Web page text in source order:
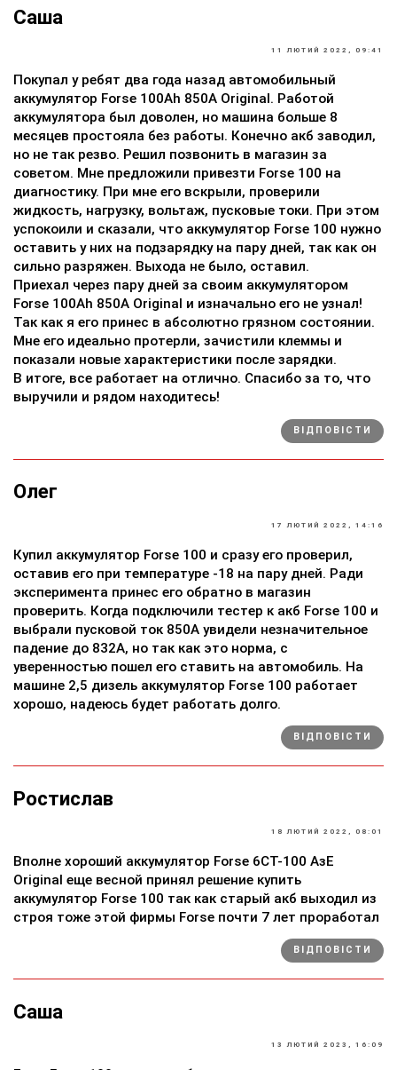
Саша
11 ЛЮТИЙ 2022, 09:41
Покупал у ребят два года назад автомобильный
аккумулятор Forse 100Ah 850A Original. Работой
аккумулятора был доволен, но машина больше 8
месяцев простояла без работы. Конечно акб заводил,
но не так резво. Решил позвонить в магазин за
советом. Мне предложили привезти Forse 100 на
диагностику. При мне его вскрыли, проверили
жидкость, нагрузку, вольтаж, пусковые токи. При этом
успокоили и сказали, что аккумулятор Forse 100 нужно
оставить у них на подзарядку на пару дней, так как он
сильно разряжен. Выхода не было, оставил.
Приехал через пару дней за своим аккумулятором
Forse 100Ah 850A Original и изначально его не узнал!
Так как я его принес в абсолютно грязном состоянии.
Мне его идеально протерли, зачистили клеммы и
показали новые характеристики после зарядки.
В итоге, все работает на отлично. Спасибо за то, что
выручили и рядом находитесь!
ВІДПОВІСТИ
Олег
17 ЛЮТИЙ 2022, 14:16
Купил аккумулятор Forse 100 и сразу его проверил,
оставив его при температуре -18 на пару дней. Ради
эксперимента принес его обратно в магазин
проверить. Когда подключили тестер к акб Forse 100 и
выбрали пусковой ток 850A увидели незначительное
падение до 832A, но так как это норма, с
уверенностью пошел его ставить на автомобиль. На
машине 2,5 дизель аккумулятор Forse 100 работает
хорошо, надеюсь будет работать долго.
ВІДПОВІСТИ
Ростислав
18 ЛЮТИЙ 2022, 08:01
Вполне хороший аккумулятор Forse 6СТ-100 АзЕ
Original еще весной принял решение купить
аккумулятор Forse 100 так как старый акб выходил из
строя тоже этой фирмы Forse почти 7 лет проработал
ВІДПОВІСТИ
Саша
13 ЛЮТИЙ 2023, 16:09